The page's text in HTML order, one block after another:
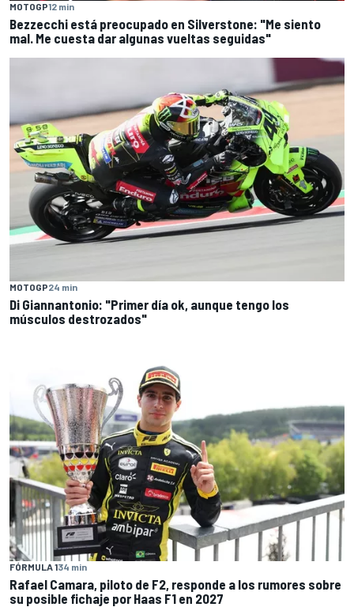
MOTOGP12 min
Bezzecchi está preocupado en Silverstone: "Me siento
mal. Me cuesta dar algunas vueltas seguidas"
MOTOGP24 min
Di Giannantonio: "Primer día ok, aunque tengo los
músculos destrozados"
FÓRMULA 134 min
Rafael Camara, piloto de F2, responde a los rumores sobre
su posible fichaje por Haas F1 en 2027